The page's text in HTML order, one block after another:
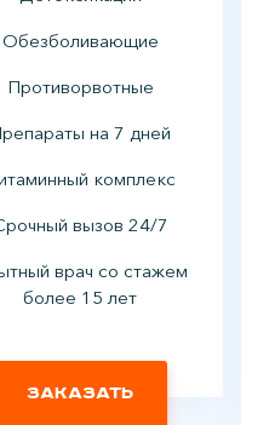
Обезболивающие
Противорвотные
на 7 дней
комплекс
вызов 24/7
врач со стажем
более 15 лет
Заказать